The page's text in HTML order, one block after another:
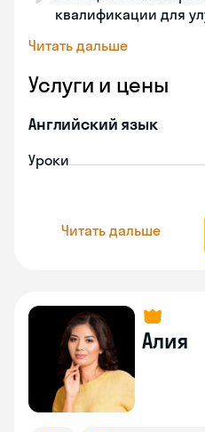
квалификации для
Читать дальше
Услуги и цены
Английский язык
Уроки
Читать дальше
Алия